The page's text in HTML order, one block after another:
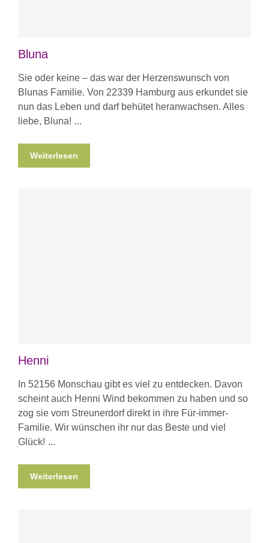
Bluna
Sie oder keine – das war der Herzenswunsch von
Blunas Familie. Von 22339 Hamburg aus erkundet sie
nun das Leben und darf behütet heranwachsen. Alles
liebe, Bluna!
Weiterlesen
Henni
In 52156 Monschau gibt es viel zu entdecken. Davon
scheint auch Henni Wind bekommen zu haben und so
zog sie vom Streunerdorf direkt in ihre Für-immer-
Familie. Wir wünschen ihr nur das Beste und viel
Glück!
Weiterlesen